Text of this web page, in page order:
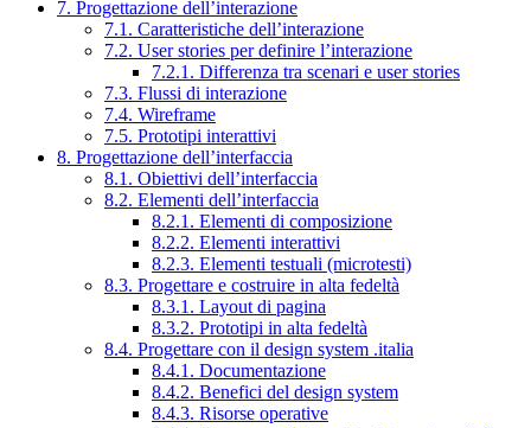
7. Progettazione dell’interazione
7.1. Caratteristiche dell’interazione
7.2. User stories per definire l’interazione
7.2.1. Differenza tra scenari e user stories
7.3. Flussi di interazione
7.4. Wireframe
7.5. Prototipi interattivi
8. Progettazione dell’interfaccia
8.1. Obiettivi dell’interfaccia
8.2. Elementi dell’interfaccia
8.2.1. Elementi di composizione
8.2.2. Elementi interattivi
8.2.3. Elementi testuali (microtesti)
8.3. Progettare e costruire in alta fedeltà
8.3.1. Layout di pagina
8.3.2. Prototipi in alta fedeltà
8.4. Progettare con il design system .italia
8.4.1. Documentazione
8.4.2. Benefici del design system
8.4.3. Risorse operative